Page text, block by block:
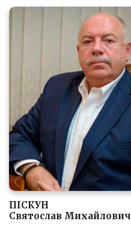
ПІСКУН
Святослав Михайлович